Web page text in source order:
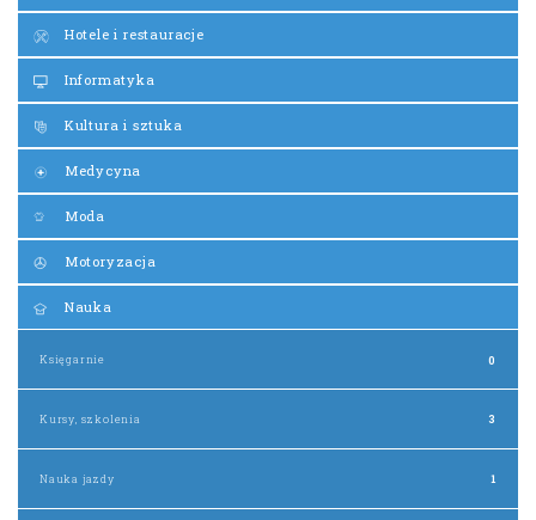
Hotele i restauracje
Informatyka
Kultura i sztuka
Medycyna
Moda
Motoryzacja
Nauka
Księgarnie 0
Kursy, szkolenia 3
Nauka jazdy 1